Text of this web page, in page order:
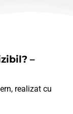
–
realizat cu